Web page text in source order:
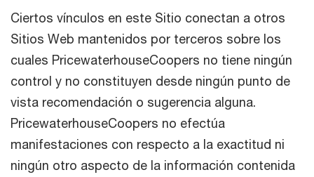
Ciertos vínculos en este Sitio conectan a otros
Sitios Web mantenidos por terceros sobre los
cuales PricewaterhouseCoopers no tiene ningún
control y no constituyen desde ningún punto de
vista recomendación o sugerencia alguna.
PricewaterhouseCoopers no efectúa
manifestaciones con respecto a la exactitud ni
ningún otro aspecto de la información contenida